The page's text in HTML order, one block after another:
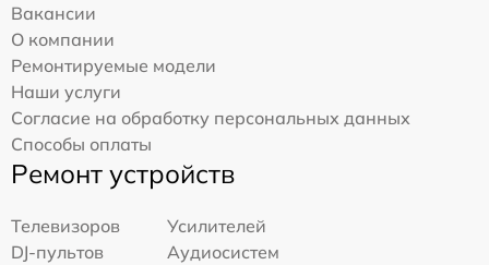
Вакансии
О компании
Ремонтируемые модели
Наши услуги
Согласие на обработку персональных данных
Способы оплаты
Ремонт устройств
Телевизоров
Усилителей
DJ-пультов
Аудиосистем